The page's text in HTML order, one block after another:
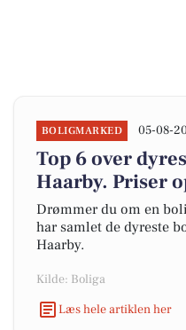
BOLIGMARKED 05-08-
Top 6 over
Haarby. Priser
Drømmer du om en
har samlet de dyreste
Haarby.
Kilde: Boliga
Læs hele artiklen her